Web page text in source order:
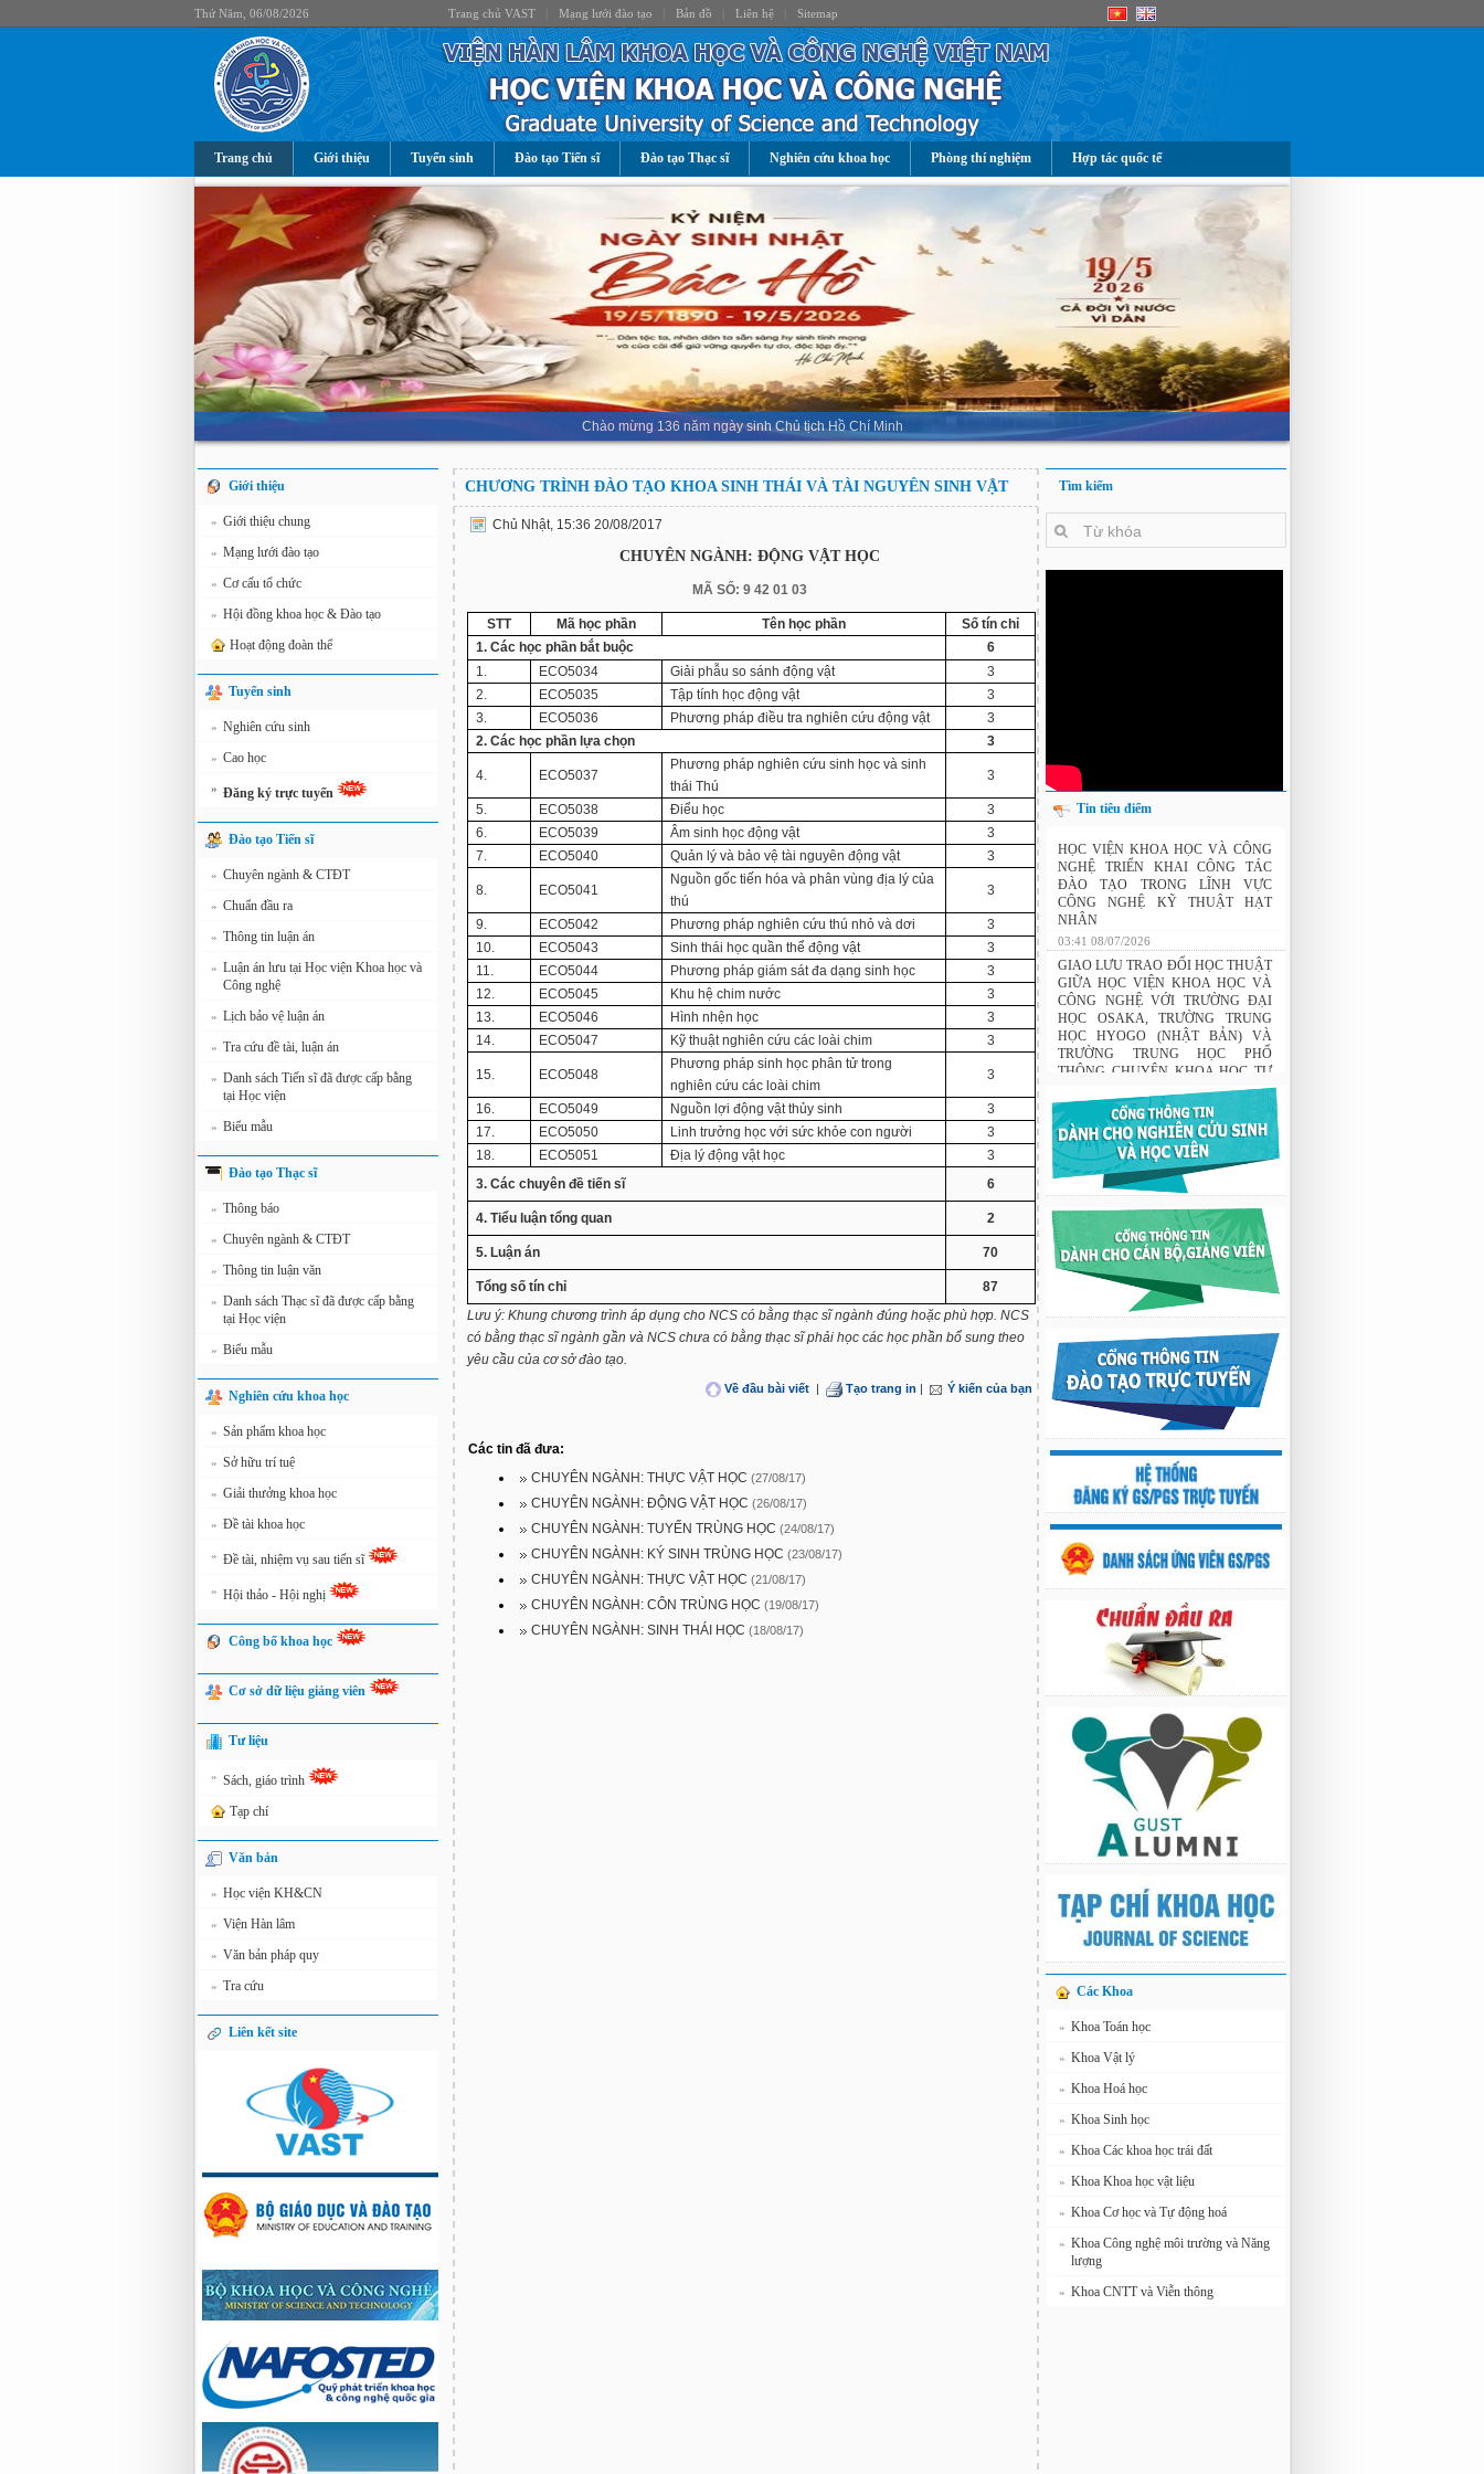
Thứ Năm, 06/08/2026 Trang chủ VAST| Mạng lưới đào tạo Bản đồ Liên hệ| Sitemap
Trang chủ Giới thiệu Tuyển sinh Đào tạo Tiến sĩ Đào tạo Thạc sĩ Nghiên cứu khoa học Phòng thí nghiệm Hợp tác quốc tế
Chào mừng 136 năm ngày sinh Chủ tịch Hồ Chí Minh
Giới thiệu
» Giới thiệu chung
» Mạng lưới đào tạo
» Cơ cấu tổ chức
» Hội đồng khoa học & Đào tạo
Hoạt động đoàn thể
Tuyển sinh
» Nghiên cứu sinh
» Cao học
» Đăng ký trực tuyến
Đào tạo Tiến sĩ
» Chuyên ngành & CTĐT
» Chuẩn đầu ra
» Thông tin luận án
» Luận án lưu tại Học viện Khoa học và
Công nghệ
» Lịch bảo vệ luận án
» Tra cứu đề tài, luận án
» Danh sách Tiến sĩ đã được cấp bằng
tại Học viện
» Biểu mẫu
Đào tạo Thạc sĩ
» Thông báo
» Chuyên ngành & CTĐT
» Thông tin luận văn
» Danh sách Thạc sĩ đã được cấp bằng
tại Học viện
» Biểu mẫu
Nghiên cứu khoa học
» Sản phẩm khoa học
» Sở hữu trí tuệ
» Giải thưởng khoa học
» Đề tài khoa học
» Đề tài, nhiệm vụ sau tiến sĩ
» Hội thảo - Hội nghị
Công bố khoa học
Cơ sở dữ liệu giảng viên
Tư liệu
» Sách, giáo trình
Tạp chí
Văn bản
» Học viện KH&CN
» Viện Hàn lâm
» Văn bản pháp quy
» Tra cứu
Liên kết site
CHƯƠNG TRÌNH ĐÀO TẠO KHOA SINH THÁI VÀ TÀI NGUYÊN SINH VẬT
Chủ Nhật, 15:36 20/08/2017
CHUYÊN NGÀNH: ĐỘNG VẬT HỌC
MÃ SỐ: 9 42 01 03
STT Mã học phần Tên học phần
Số tín chỉ
1. Các họcphần bắt buộc
6
1.
ECO5034 Giải phẫu so sánh động vật
3
2.
ECO5035 Tập tính học động vật
3
3.
ECO5036 Phương pháp điều tra nghiên cứu động vật
3
2. Các học phần lựa chọn
3
4. ECO5037
Phương pháp nghiên cứu sinh học và sinh
thái Thú
3
5. ECO5038 Điểu học
3
6.
ECO5039 Âm sinh học động vật
3
7.
ECO5040 Quản lý và bảo vệ tài nguyên động vật 3
8. ECO5041
Nguồn gốc tiến hóa và phân vùng địa lý của
thú
3
9. ECO5042 Phương pháp nghiên cứu thú nhỏ và dơi
3
10.
ECO5043 Sinh thái học quần thể động vật
3
11.
ECO5044 Phương pháp giám sát đa dạng sinh học
3
12.
ECO5045 Khu hệ chim nước
3
13.
ECO5046 Hình nhện học
3
14.
ECO5047 Kỹ thuật nghiên cứu các loài chim 3
15. ECO5048
Phương pháp sinh học phân tử trong
nghiên cứu các loài chim
3
16. ECO5049 Nguồn lợi động vật thủy sinh
3
17.
ECO5050 Linh trưởng học với sức khỏe con người
3
18.
ECO5051 Địa lý động vật học
3
3. Các chuyên đề tiến sĩ
6
4. Tiểu luận tổng quan 2
5. Luận án 70
Tổng số tín chỉ
87
Lưu ý: Khung chương trình áp dụng cho NCS có bằng thạc sĩ ngành đúng hoặc phù hợp. NCS
có bằng thạc sĩ ngành gần và NCS chưa có bằng thạc sĩ phải học các học phần bổ sung theo
yêu cầu của cơ sở đào tạo.
Về đầu bài viết | Tạo trang in | Ý kiến của bạn
Các tin đã đưa:
CHUYÊN NGÀNH: THỰC VẬT HỌC (27/08/17)
CHUYÊN NGÀNH: ĐỘNG VẬT HỌC (26/08/17)
CHUYÊN NGÀNH: TUYẾN TRÙNG HỌC (24/08/17)
CHUYÊN NGÀNH: KÝ SINH TRÙNG HỌC (23/08/17)
CHUYÊN NGÀNH: THỰC VẬT HỌC (21/08/17)
CHUYÊN NGÀNH: CÔN TRÙNG HỌC (19/08/17)
CHUYÊN NGÀNH: SINH THÁI HỌC (18/08/17)
Tìm kiếm
Tin tiêu điểm
THÔNG BÁO: Xét duyệt học bổng do
Tập đoàn Novatech tài trợ năm 2026
HỌC VIỆN KHOA HỌC VÀ CÔNG
NGHỆ TRIỂN KHAI CÔNG TÁC
ĐÀO TẠO TRONG LĨNH VỰC
NHÂN
03:41 08/07/2026
GIAO LƯU TRAO ĐỔI HỌC THUẬT
GIỮA HỌC VIỆN KHOA HỌC VÀ
CÔNG NGHỆ VỚI TRƯỜNG ĐẠI
HỌC OSAKA, TRƯỜNG TRUNG
HỌC HYOGO (NHẬT BẢN) VÀ
THÔNG CHUYÊN KHOA HỌC TỰ
NHIÊN
02:22 23/07/2026
THÔNG BÁO: Về việc đăng ký tham
gia lớp bồi dưỡng nghiệp vụ sư phạm
cho giảng viên.
03:12 29/07/2026
Nghiên cứu chế tạo hệ thống xác định
hướng vật thể độ chính xác cao dựa trên
từ kế và vật liệu biến hóa
9:33 sáng thứ hai, 03/08/2026
hướng vật thể độ chính xác cao dựa trên
từ kế và vật liệu biến hóa
9:33 sáng thứ hai, 03/08/2026
Các Khoa
» Khoa Toán học
» Khoa Vật lý
» Khoa Hoá học
» Khoa Sinh học
» Khoa Các khoa học trái đất
» Khoa Khoa học vật liệu
» Khoa Cơ học và Tự động hoá
» Khoa Công nghệ môi trường và Năng
lượng
» Khoa CNTT và Viễn thông